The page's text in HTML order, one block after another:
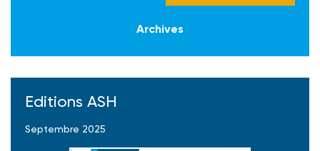
Archives
Editions ASH
Septembre 2025